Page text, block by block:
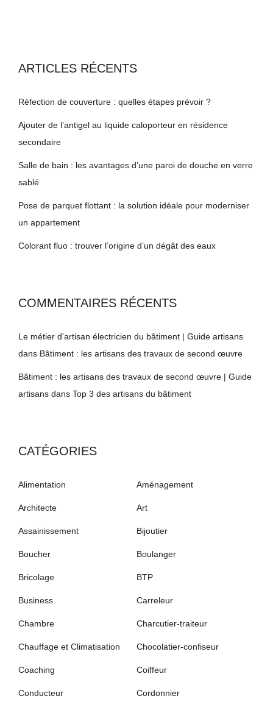
ARTICLES RÉCENTS
Réfection de couverture : quelles étapes prévoir ?
Ajouter de l’antigel au liquide caloporteur en résidence
secondaire
Salle de bain : les avantages d’une paroi de douche en verre
sablé
Pose de parquet flottant : la solution idéale pour moderniser
un appartement
Colorant fluo : trouver l’origine d’un dégât des eaux
COMMENTAIRES RÉCENTS
Le métier d'artisan électricien du bâtiment | Guide artisans
dans Bâtiment : les artisans des travaux de second œuvre
Bâtiment : les artisans des travaux de second œuvre | Guide
artisans dans Top 3 des artisans du bâtiment
CATÉGORIES
Alimentation Aménagement
Architecte Art
Assainissement Bijoutier
Boucher Boulanger
Bricolage BTP
Business Carreleur
Chambre Charcutier-traiteur
Chauffage et Climatisation Chocolatier-confiseur
Coaching Coiffeur
Conducteur Cordonnier